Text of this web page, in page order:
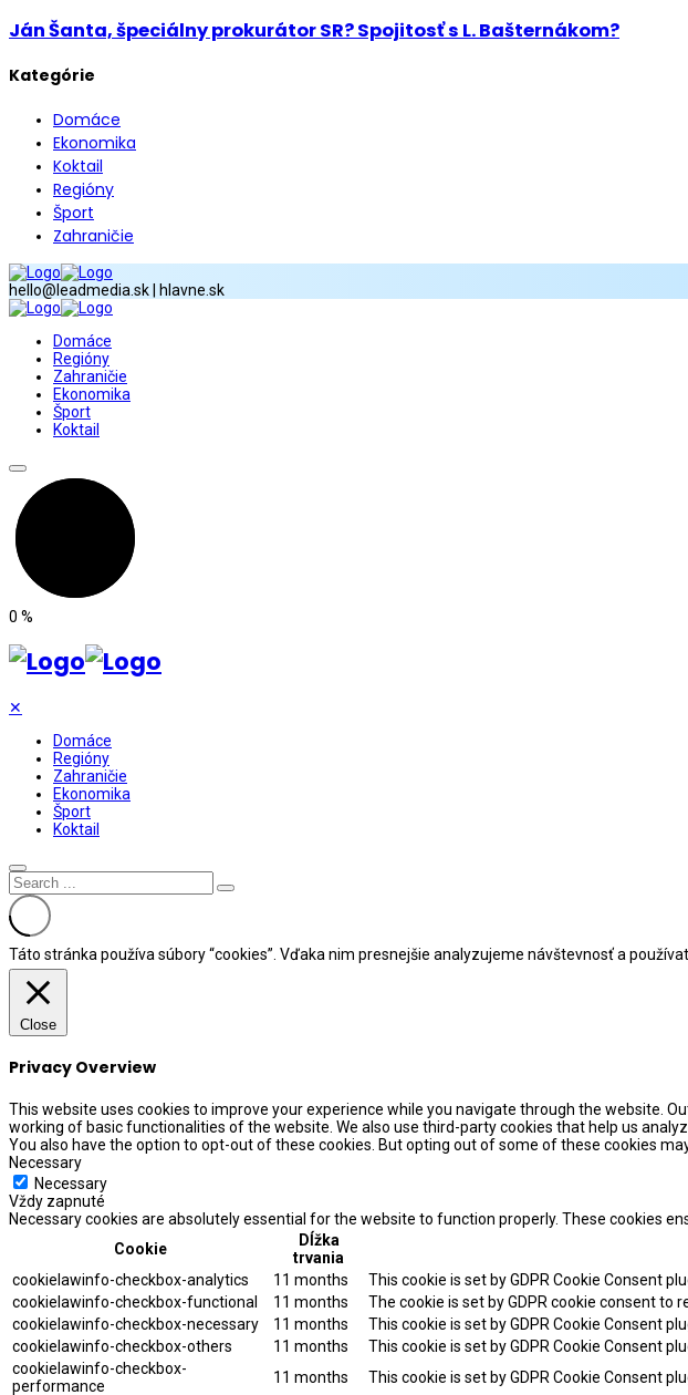
Ján Šanta, špeciálny prokurátor SR? Spojitosť s L. Bašternákom?
Kategórie
Domáce
Ekonomika
Koktail
Regióny
Šport
Zahraničie
hello@leadmedia.sk | hlavne.sk
Domáce
Regióny
Zahraničie
Ekonomika
Šport
Koktail
0 %
✕
Domáce
Regióny
Zahraničie
Ekonomika
Šport
Koktail
Táto stránka používa súbory “cookies”. Vďaka nim presnejšie analyzujeme návštevnosť a
Close
Privacy Overview
This website uses cookies to improve your experience while you navigate through the website.
working of basic functionalities of the website. We also use third-party cookies that help us
You also have the option to opt-out of these cookies. But opting out of some of these cookies
Necessary
Necessary
Vždy zapnuté
Necessary cookies are absolutely essential for the website to function properly. These cookies
Cookie
Dĺžka
trvania
cookielawinfo-checkbox-analytics
11 months
This cookie is set by GDPR Cookie Consent
cookielawinfo-checkbox-functional
11 months
The cookie is set by GDPR cookie consent to
cookielawinfo-checkbox-necessary
11 months
This cookie is set by GDPR Cookie Consent
cookielawinfo-checkbox-others
11 months
This cookie is set by GDPR Cookie Consent
cookielawinfo-checkbox-
performance
11 months This cookie is set by GDPR Cookie Consent